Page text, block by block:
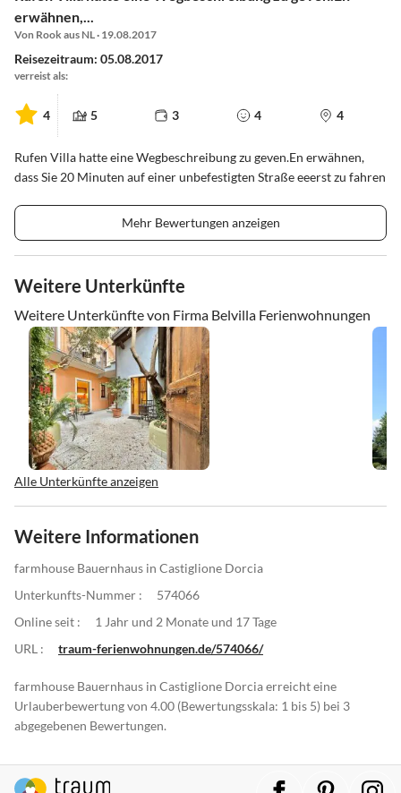
erwähnen,...
Von Rook aus NL · 19.08.2017
Reisezeitraum: 05.08.2017
verreist als:
4 5 3 4 4
Rufen Villa hatte eine Wegbeschreibung zu geven.En erwähnen,
dass Sie 20 Minuten auf einer unbefestigten Straße eeerst zu fahren
Mehr Bewertungen anzeigen
Weitere Unterkünfte
Weitere Unterkünfte von Firma Belvilla Ferienwohnungen
Alle Unterkünfte anzeigen
Weitere Informationen
farmhouse Bauernhaus in Castiglione Dorcia
Unterkunfts-Nummer :
574066
Online seit :
1 Jahr und 2 Monate und 17 Tage
URL :
traum-ferienwohnungen.de/574066/
farmhouse Bauernhaus in Castiglione Dorcia erreicht eine
Urlauberbewertung von 4.00 (Bewertungsskala: 1 bis 5) bei 3
abgegebenen Bewertungen.